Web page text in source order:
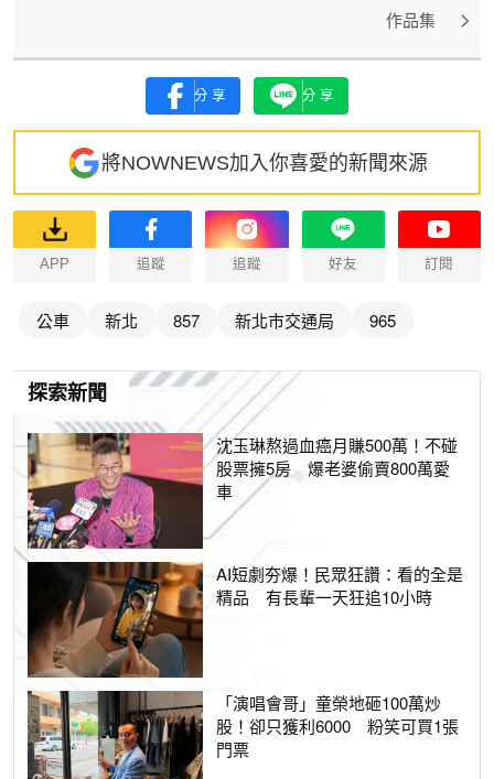
作品集
分享 分享
將NOWNEWS加入你喜愛的新聞來源
APP 追蹤 追蹤 好友 訂閱
公車 新北 857 新北市交通局 965
探索新聞
沈玉琳熬過血癌月賺500萬！不碰
股票擁5房 爆老婆偷賣800萬愛
車
AI短劇夯爆！民眾狂讚：看的全是
精品 有長輩一天狂追10小時
「演唱會哥」童榮地砸100萬炒
股！卻只獲利6000 粉笑可買1張
門票